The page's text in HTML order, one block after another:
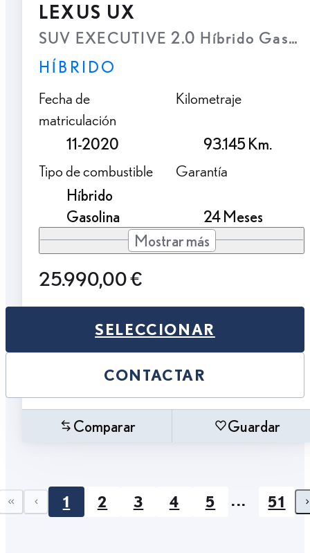
LEXUS UX
SUV EXECUTIVE 2.0 Híbrido
HÍBRIDO
Fecha de
matriculación
11-2020
Kilometraje
93.145 Km.
Tipo de combustible
Híbrido
Gasolina
Garantía
24 Meses
Mostrar más
25.990,00 €
SELECCIONAR
CONTACTAR
Comparar Guardar
First page
Previous page
1 2 3 4 5 ... 51